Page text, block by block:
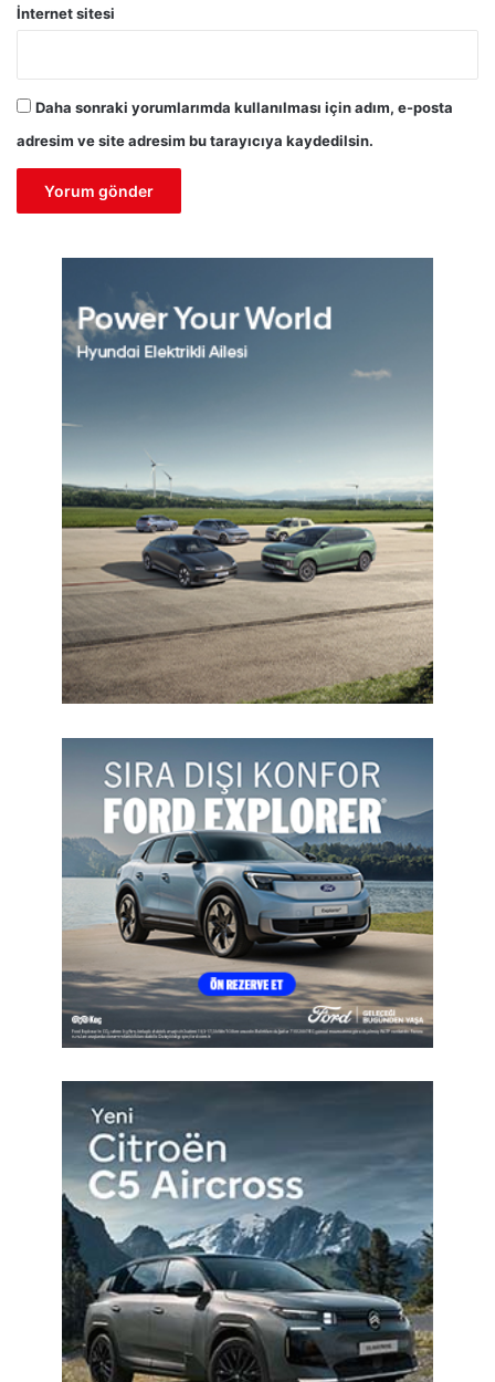
İnternet sitesi
Daha sonraki yorumlarımda kullanılması için adım, e-posta
adresim ve site adresim bu tarayıcıya kaydedilsin.